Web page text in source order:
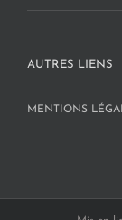
AUTRES LIENS
MENTIONS